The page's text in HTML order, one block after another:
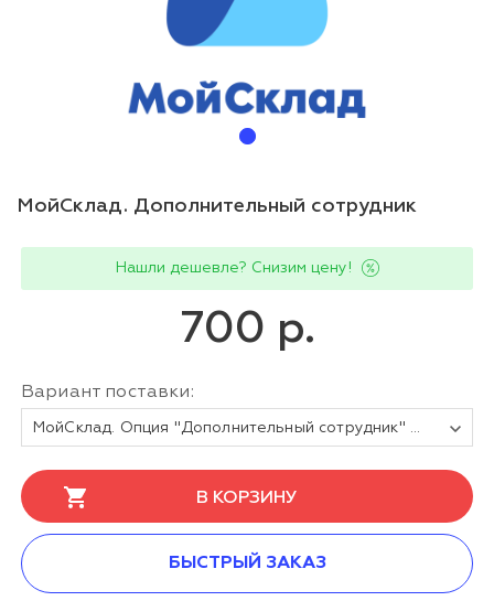
МойСклад. Дополнительный сотрудник
Нашли дешевле? Снизим цену!
700 р.
Вариант поставки:
МойСклад. Опция "Дополнительный сотрудник" на 1 месяц
В КОРЗИНУ
БЫСТРЫЙ ЗАКАЗ